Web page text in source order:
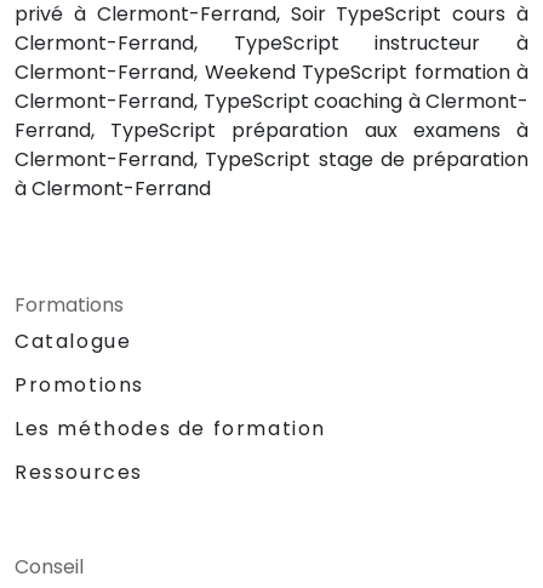
privé à Clermont-Ferrand, Soir TypeScript cours à
Clermont-Ferrand, TypeScript instructeur à
Clermont-Ferrand, Weekend TypeScript formation à
Clermont-Ferrand, TypeScript coaching à Clermont-
Ferrand, TypeScript préparation aux examens à
Clermont-Ferrand, TypeScript stage de préparation
à Clermont-Ferrand
Formations
Catalogue
Promotions
Les méthodes de formation
Ressources
Conseil